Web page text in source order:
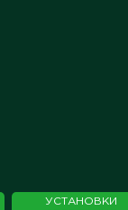
УСТАНОВКИ